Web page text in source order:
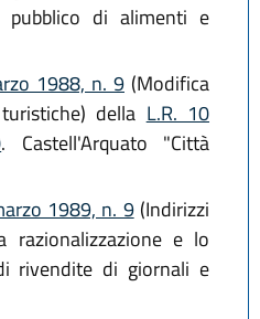
pubblico di alimenti e
1988, n. 9 (Modifica
della L.R. 10
. Castell'Arquato "Città
1989, n. 9(Indirizzi
razionalizzazione e lo
rivendite di giornali e